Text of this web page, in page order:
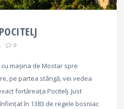
0
mașina de Mostar spre
pe partea stângă, vei vedea
fortăreața Pocitelj. Just
în 1383 de regele bosniac